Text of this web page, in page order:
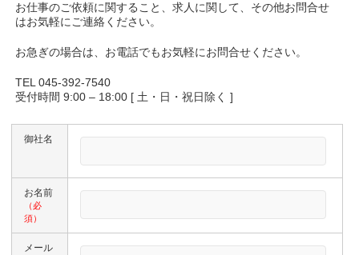
お仕事のご依頼に関すること、求人に関して、その他お問合せ
はお気軽にご連絡ください。
お急ぎの場合は、お電話でもお気軽にお問合せください。
TEL 045-392-7540
受付時間 9:00 – 18:00 [ 土・日・祝日除く ]
御社名
お名前
（必
須）
メール